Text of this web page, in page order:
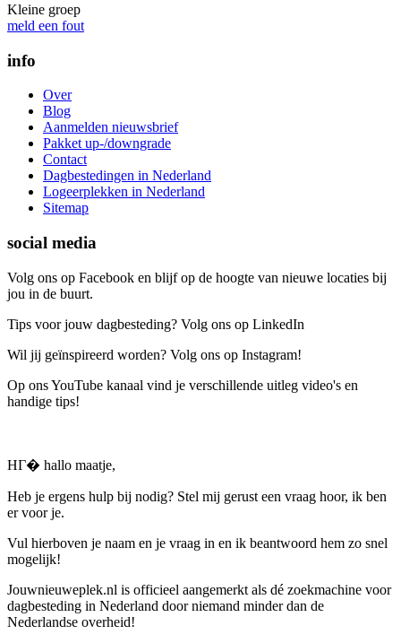
Kleine groep
meld een fout
info
Over
Blog
Aanmelden nieuwsbrief
Pakket up-/downgrade
Contact
Dagbestedingen in Nederland
Logeerplekken in Nederland
Sitemap
social media
Volg ons op Facebook en blijf op de hoogte van nieuwe locaties bij
jou in de buurt.
Tips voor jouw dagbesteding? Volg ons op LinkedIn
Wil jij geïnspireerd worden? Volg ons op Instagram!
Op ons YouTube kanaal vind je verschillende uitleg video's en
handige tips!
HГ� hallo maatje,
Heb je ergens hulp bij nodig? Stel mij gerust een vraag hoor, ik ben
er voor je.
Vul hierboven je naam en je vraag in en ik beantwoord hem zo snel
mogelijk!
Jouwnieuweplek.nl is officieel aangemerkt als dé zoekmachine voor
dagbesteding in Nederland door niemand minder dan de
Nederlandse overheid!